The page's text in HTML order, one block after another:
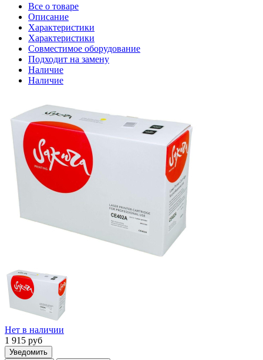
Все о товаре
Описание
Характеристики
Характеристики
Совместимое оборудование
Подходит на замену
Наличие
Наличие
Нет в наличии
1 915 руб
Уведомить